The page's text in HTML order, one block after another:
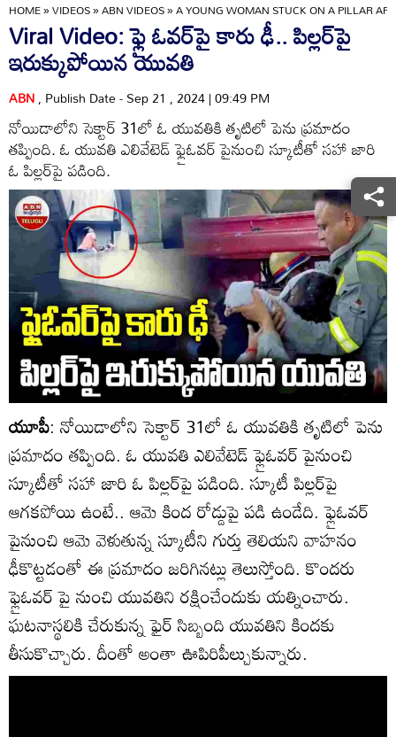
HOME»VIDEOS»ABN VIDEOS»A YOUNG WOMAN STUCK ON A PILLAR
Viral Video: ఫ్లై ఓవర్‌పై కారు ఢీ.. పిల్లర్‌పై
ఇరుక్కుపోయిన యువతి
ABN, Publish Date - Sep 21 , 2024 | 09:49 PM
నోయిడాలోని సెక్టార్ 31లో ఓ యువతికి తృటిలో పెను ప్రమాదం
తప్పింది. ఓ యువతి ఎలివేటెడ్ ఫ్లైఓవర్ పైనుంచి స్కూటీతో సహా జారి
ఓ పిల్లర్‌పై పడింది.
యూపీ: నోయిడాలోని సెక్టార్ 31లో ఓ యువతికి తృటిలో పెను
ప్రమాదం తప్పింది. ఓ యువతి ఎలివేటెడ్ ఫ్లైఓవర్ పైనుంచి
స్కూటీతో సహా జారి ఓ పిల్లర్‌పై పడింది. స్కూటీ పిల్లర్‌పై
ఆగకపోయి ఉంటే.. ఆమె కింద రోడ్డుపై పడి ఉండేది. ఫ్లైఓవర్
పైనుంచి ఆమె వెళుతున్న స్కూటీని గుర్తు తెలియని వాహనం
ఢీకొట్టడంతో ఈ ప్రమాదం జరిగినట్లు తెలుస్తోంది. కొందరు
ఫ్లైఓవర్ పై నుంచి యువతిని రక్షించేందుకు యత్నించారు.
ఘటనాస్థలికి చేరుకున్న ఫైర్ సిబ్బంది యువతిని కిందకు
తీసుకొచ్చారు. దీంతో అంతా ఊపిరిపీల్చుకున్నారు.